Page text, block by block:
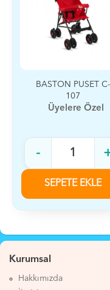
BASTON PUSET C-
Üyelere Özel
SEPETE EKLE
Kurumsal
Hakkımızda